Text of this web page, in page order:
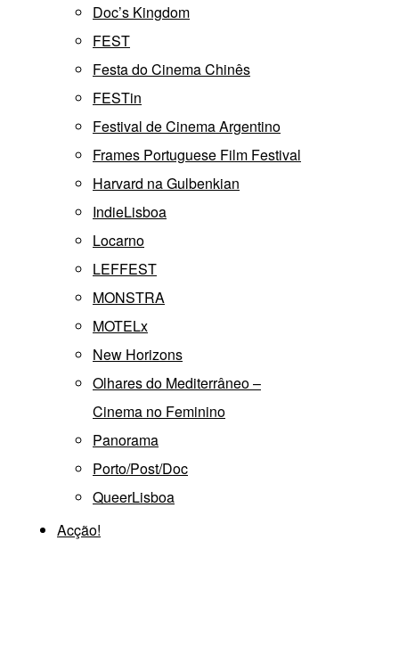
Doc’s Kingdom
FEST
Festa do Cinema Chinês
FESTin
Festival de Cinema Argentino
Frames Portuguese Film Festival
Harvard na Gulbenkian
IndieLisboa
Locarno
LEFFEST
MONSTRA
MOTELx
New Horizons
Olhares do Mediterrâneo –
Cinema no Feminino
Panorama
Porto/Post/Doc
QueerLisboa
Acção!